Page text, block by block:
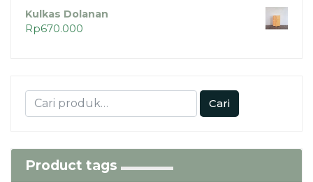
Kulkas Dolanan
Rp670.000
Cari
Product tags